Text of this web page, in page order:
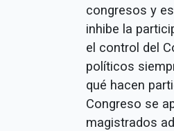
congresos y
inhibe la
el control del
políticos
qué hacen
Congreso se
magistrados